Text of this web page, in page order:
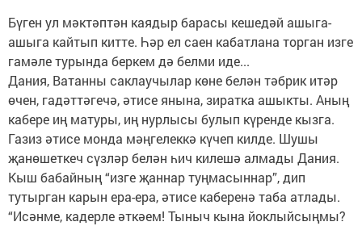
Бүген ул мәктәптән каядыр барасы кешедәй ашыга-
ашыга кайтып китте. Һәр ел саен кабатлана торган изге
гамәле турында беркем дә белми иде...
Дания, Ватанны саклаучылар көне белән тәбрик итәр
өчен, гадәттәгечә, әтисе янына, зиратка ашыкты. Аның
кабере иң матуры, иң нурлысы булып күренде кызга.
Газиз әтисе монда мәңгелеккә күчеп килде. Шушы
җанөшеткеч сүзләр белән һич килешә алмады Дания.
Кыш бабайның “изге җаннар туңмасыннар”, дип
тутырган карын ера-ера, әтисе каберенә таба атлады.
“Исәнме, кадерле әткәем! Тыныч кына йоклыйсыңмы?